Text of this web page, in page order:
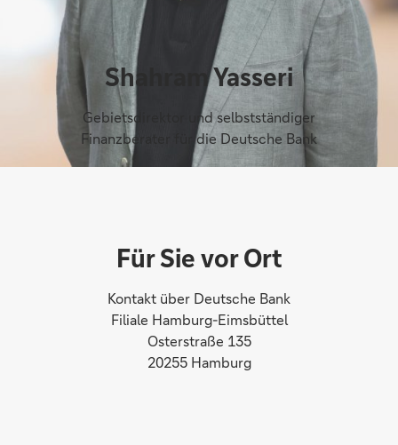
Shahram Yasseri
Gebietsdirektor und selbstständiger
Finanzberater für die Deutsche Bank
Für Sie vor Ort
Kontakt über Deutsche Bank
Filiale Hamburg-Eimsbüttel
Osterstraße 135
20255 Hamburg